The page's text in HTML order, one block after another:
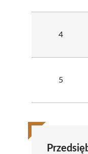
4
5